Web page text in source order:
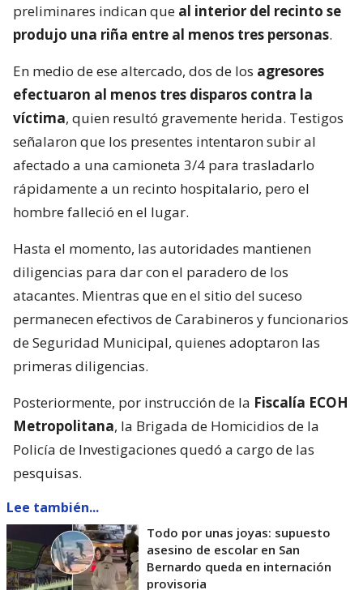
preliminares indican que al interior del recinto se
produjo una riña entre al menos tres personas.
En medio de ese altercado, dos de los agresores
efectuaron al menos tres disparos contra la
víctima, quien resultó gravemente herida. Testigos
señalaron que los presentes intentaron subir al
afectado a una camioneta 3/4 para trasladarlo
rápidamente a un recinto hospitalario, pero el
hombre falleció en el lugar.
Hasta el momento, las autoridades mantienen
diligencias para dar con el paradero de los
atacantes. Mientras que en el sitio del suceso
permanecen efectivos de Carabineros y funcionarios
de Seguridad Municipal, quienes adoptaron las
primeras diligencias.
Posteriormente, por instrucción de la Fiscalía ECOH
Metropolitana, la Brigada de Homicidios de la
Policía de Investigaciones quedó a cargo de las
pesquisas.
Lee también...
Todo por unas joyas: supuesto
asesino de escolar en San
Bernardo queda en internación
provisoria